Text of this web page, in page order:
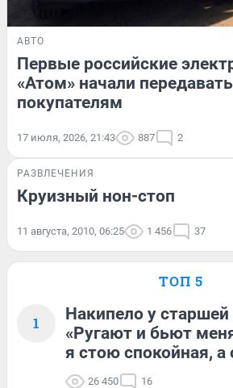
АВТО
Первые российские
«Атом» начали передавать
покупателям
17 июля, 2026, 21:43 887 2
РАЗВЛЕЧЕНИЯ
Круизный нон-стоп
11 августа, 2010, 06:25 1 456 37
ТОП 5
1
Накипело у
«Ругают и бьют
я стою спокойная, а
26 450 16